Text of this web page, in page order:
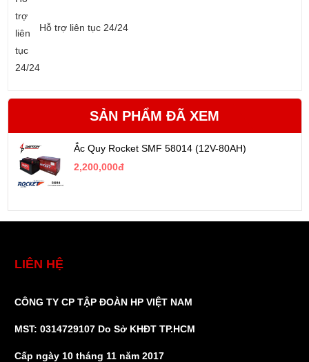
Hỗ trợ liên tục 24/24
SẢN PHẨM ĐÃ XEM
Ắc Quy Rocket SMF 58014 (12V-80AH)
2,200,000đ
LIÊN HỆ
CÔNG TY CP TẬP ĐOÀN HP VIỆT NAM
MST: 0314729107 Do Sở KHĐT TP.HCM
Cấp ngày 10 tháng 11 năm 2017